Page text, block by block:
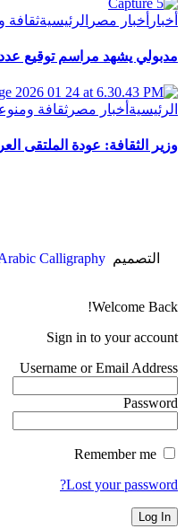
أخبار أخبار مصر الرئيسيةثقافة
مدبولي يشهد مراسم توقيع
الرئيسية أخبار مصر ثقافة
وزير الثقافة: عودة الملتقى
التصميم Calligraphy
Welcome Back!
Sign in to your account
Username or Email Address
Password
Lost your password?